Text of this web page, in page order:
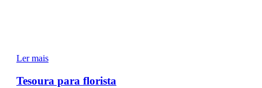
Ler mais
Tesoura para florista